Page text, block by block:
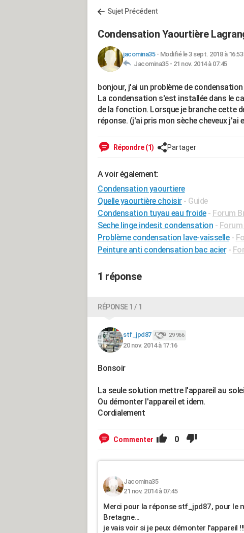
Sujet Précédent
Condensation Yaourtière
jacomina35- Modifié le 3 sept. 2018 à 16:53
Jacomina35 - 21 nov. 2014 à 07:45
bonjour, j'ai un problème de
La condensation s'est installée dans le
de la fonction. Lorsque je branche cette
réponse. (j'ai pris mon sèche cheveux j'ai
Répondre (1) Partager
A voir également:
Condensation yaourtiere
Quelle yaourtière choisir - Guide
Condensation tuyau eau froide - Forum
Seche linge indesit condensation -
Problème condensation lave-vaisselle -
Peinture anti condensation bac acier -
1 réponse
RÉPONSE 1 / 1
stf_jpd87 29 966
20 nov. 2014 à 17:16
Bonsoir
La seule solution mettre l'appareil au
Ou démonter l'appareil et idem.
Cordialement
Commenter 0
Jacomina35
21 nov. 2014 à 07:45
Merci pour la réponse stf_jpd87, pour le
Bretagne...
je vais voir si je peux démonter l'appareil !!!